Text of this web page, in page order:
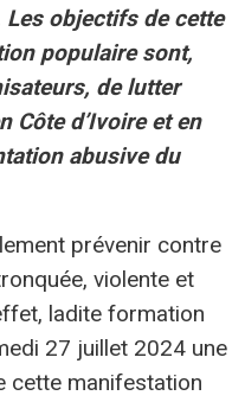
objectifs de cette
populaire sont,
de lutter
Côte d’Ivoire et en
abusive du
prévenir contre
violente et
ladite formation
27 juillet 2024 une
cette manifestation